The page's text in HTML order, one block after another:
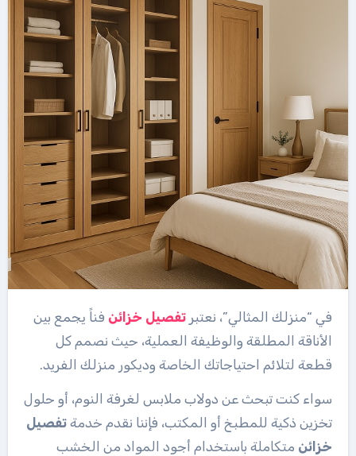
في “منزلك المثالي”، نعتبر تفصيل خزائن فناً يجمع بين
الأناقة المطلقة والوظيفة العملية، حيث نصمم كل
قطعة لتلائم احتياجاتك الخاصة وديكور منزلك الفريد.
سواء كنت تبحث عن دولاب ملابس لغرفة النوم، أو حلول
تخزين ذكية للمطبخ أو المكتب، فإننا نقدم خدمة تفصيل
خزائن متكاملة باستخدام أجود المواد من الخشب